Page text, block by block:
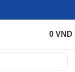
0 VND